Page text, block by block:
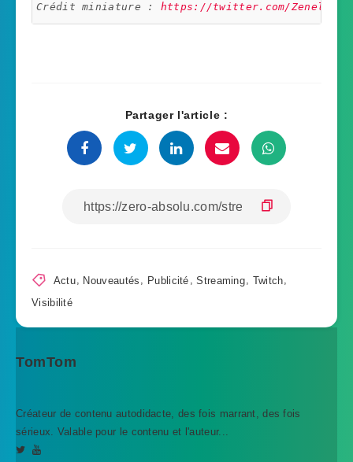
Crédit miniature : https://twitter.com/Zeneles
Partager l'article :
Actu, Nouveautés , Publicité ,Streaming, Twitch,
Visibilité
TomTom
Créateur de contenu autodidacte, des fois marrant, des fois
sérieux. Valable pour le contenu et l'auteur...